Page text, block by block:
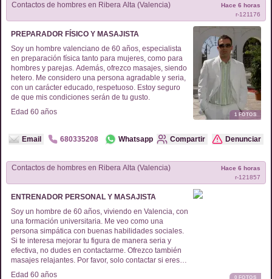
Contactos de hombres en Ribera Alta (Valencia)
r-121176
Hace 6 horas
PREPARADOR FÍSICO Y MASAJISTA
Soy un hombre valenciano de 60 años, especialista
en preparación física tanto para mujeres, como para
hombres y parejas. Además, ofrezco masajes, siendo
hetero. Me considero una persona agradable y seria,
con un carácter educado, respetuoso. Estoy seguro
de que mis condiciones serán de tu gusto.
Edad 60 años 1 FOTOS
Email 680335208 Whatsapp Compartir Denunciar
Contactos de hombres en Ribera Alta (Valencia)
r-121857
Hace 6 horas
ENTRENADOR PERSONAL Y MASAJISTA
Soy un hombre de 60 años, viviendo en Valencia, con
una formación universitaria. Me veo como una
persona simpática con buenas habilidades sociales.
Si te interesa mejorar tu figura de manera seria y
efectiva, no dudes en contactarme. Ofrezco también
masajes relajantes. Por favor, solo contactar si eres
mayor de edad y no hombres.
Edad 60 años 0 FOTOS